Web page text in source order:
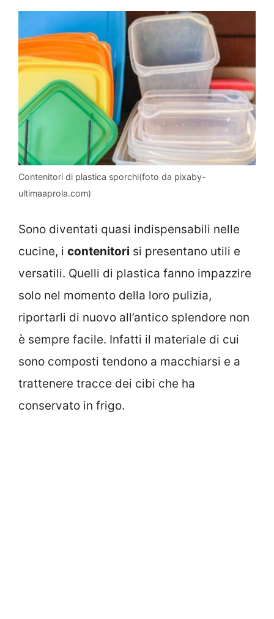
Contenitori di plastica sporchi(foto da pixaby-
ultimaaprola.com)
Sono diventati quasi indispensabili nelle
cucine, i contenitori si presentano utili e
versatili. Quelli di plastica fanno impazzire
solo nel momento della loro pulizia,
riportarli di nuovo all’antico splendore non
è sempre facile. Infatti il materiale di cui
sono composti tendono a macchiarsi e a
trattenere tracce dei cibi che ha
conservato in frigo.